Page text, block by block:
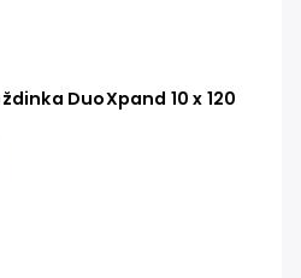
DuoXpand 10 x 120